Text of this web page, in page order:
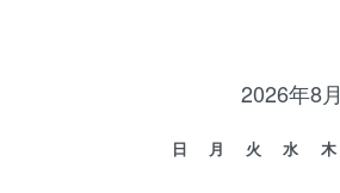
2026年8月
日 月 火 水 木